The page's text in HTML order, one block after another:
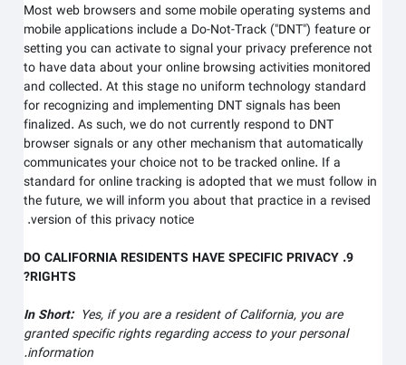
Most web browsers and some mobile operating systems and
mobile applications include a Do-Not-Track ("DNT") feature or
setting you can activate to signal your privacy preference not
to have data about your online browsing activities monitored
and collected. At this stage no uniform technology standard
for recognizing and implementing DNT signals has been
finalized. As such, we do not currently respond to DNT
browser signals or any other mechanism that automatically
communicates your choice not to be tracked online. If a
standard for online tracking is adopted that we must follow in
the future, we will inform you about that practice in a revised
version of this privacy notice.
9. DO CALIFORNIA RESIDENTS HAVE SPECIFIC PRIVACY
RIGHTS?
In Short:Yes, if you are a resident of California, you are
granted specific rights regarding access to your personal
information.